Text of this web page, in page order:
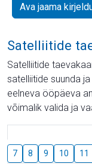
Ava jaama
Satelliitide
Satelliitide
satelliitide suunda
eelneva ööpäeva
võimalik valida ja
7 8 9 10 11